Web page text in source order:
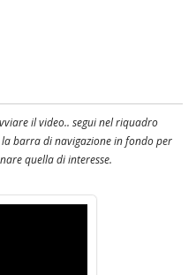
il video.. segui nel riquadro
barra di navigazione in fondo per
quella di interesse.